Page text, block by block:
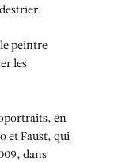
peintre
les
en
et Faust, qui
dans